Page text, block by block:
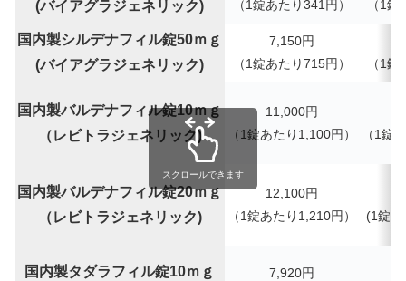
(バイアグラジェネリック)
（1錠あたり341 円）
（1錠
国内製シルデナフィル錠50ｍｇ
(バイアグラジェネリック)
7,150円
（1錠あたり715円）
（1錠
国内製バルデナフィル錠10ｍｇ
（レビトラジェネリック)
11,000円
（1錠あたり1,100円）
（1錠
国内製バルデナフィル錠20ｍｇ
（レビトラジェネリック)
12,100円
（1錠あたり1,210円）
(1錠あ
国内製タダラフィル錠10ｍｇ
7,920円
スクロールできます